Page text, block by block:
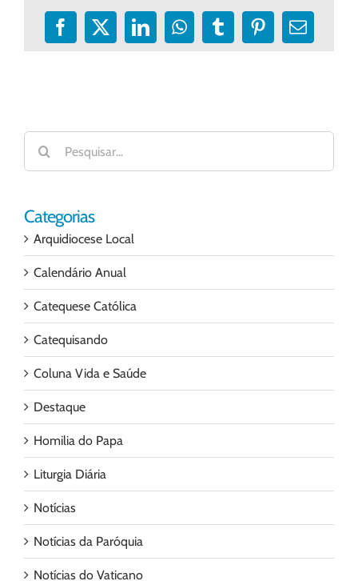
Facebook
X LinkedInWhatsApp
TumblrPinterest
E-
Buscar
resultados
para:
Categorias
Arquidiocese Local
Calendário Anual
Catequese Católica
Catequisando
Coluna Vida e Saúde
Destaque
Homilia do Papa
Liturgia Diária
Notícias
Notícias da Paróquia
Notícias do Vaticano